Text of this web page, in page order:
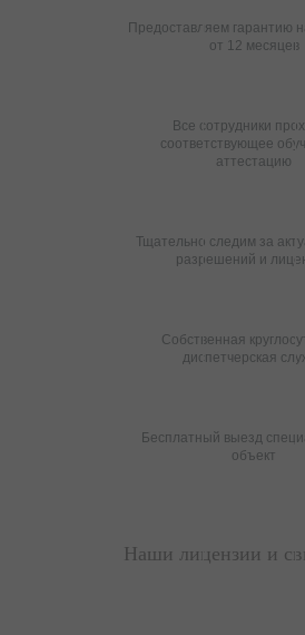
Предоставляем гарантию
от 12 месяцев
Все сотрудники
соответствующее
аттестацию
Тщательно следим за
разрешений и
Собственная
диспетчерская
Бесплатный выезд
объект
Наши лицензии и